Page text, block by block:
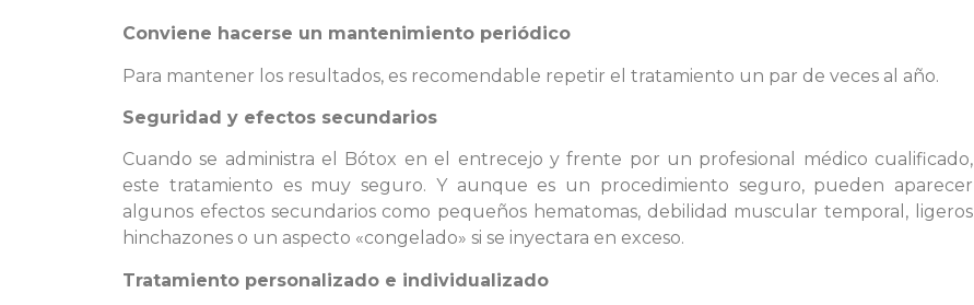
Conviene hacerse un mantenimiento periódico
Para mantener los resultados, es recomendable repetir el tratamiento un par de veces al año.
Seguridad y efectos secundarios
Cuando se administra el Bótox en el entrecejo y frente por un profesional médico cualificado,
este tratamiento es muy seguro. Y aunque es un procedimiento seguro, pueden aparecer
algunos efectos secundarios como pequeños hematomas, debilidad muscular temporal, ligeros
hinchazones o un aspecto «congelado» si se inyectara en exceso.
Tratamiento personalizado e individualizado